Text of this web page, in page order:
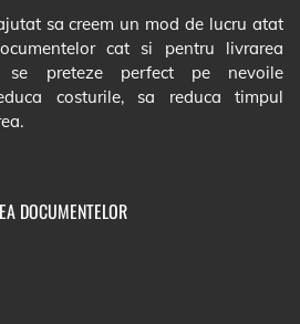
sa creem un mod de lucru atat
cat si pentru livrarea
se preteze perfect pe nevoile
costurile, sa reduca timpul
DOCUMENTELOR